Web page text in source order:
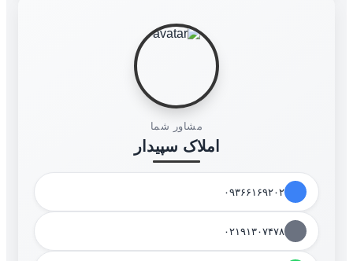
مشاور شما
املاک سپیدار
۰۹۳۶۶۱۶۹۲۰۲
۰۲۱۹۱۳۰۷۴۷۸